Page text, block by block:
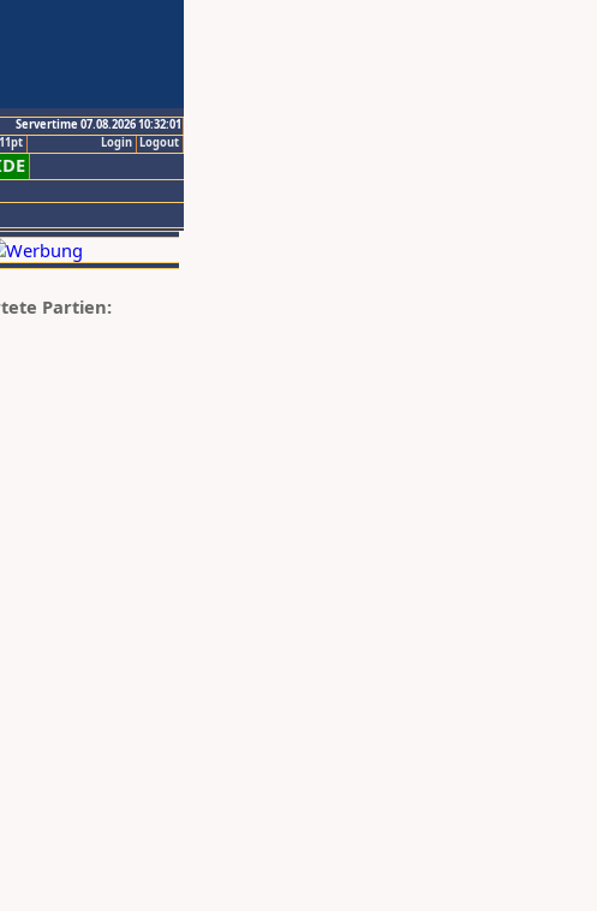
Servertime 07.08.2026 10:32:01
Logout
Login
Partien: